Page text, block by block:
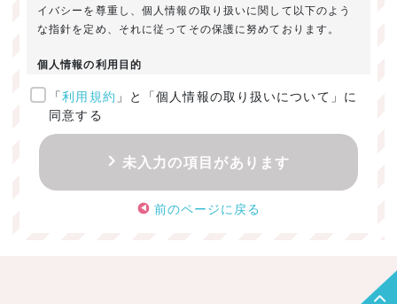
イバシーを尊重し、個人情報の取り扱いに関して以下のよう
な指針を定め、それに従ってその保護に努めております。
個人情報の利用目的
ご提供いただきました個人情報は、以下のためにのみ利用い
たします。
・お問い合わせに対する回答及び資料送付のご連絡
・当社のお客様向けサービスの提供
・本人確認
・サービスの開発・改善のための分析
「利用規約 」と「個人情報の取り扱いについて」に
同意する
未入力の項目があります
前のページに戻る